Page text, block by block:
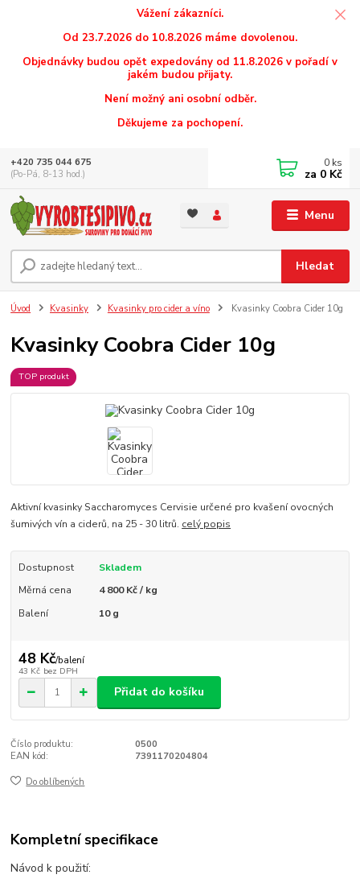
Vážení zákazníci.
Od 23.7.2026 do 10.8.2026 máme dovolenou.
Objednávky budou opět expedovány od 11.8.2026 v pořadí v
jakém budou přijaty.
Není možný ani osobní odběr.
Děkujeme za pochopení.
Menu
Hledat
+420 735 044 675
(Po-Pá, 8-13 hod.)
0 ks
za 0 Kč
Úvod Kvasinky Kvasinky pro cider a víno Kvasinky Coobra Cider 10g
Kvasinky Coobra Cider 10g
TOP produkt
Aktivní kvasinky Saccharomyces Cervisie určené pro kvašení ovocných
šumivých vín a ciderů, na 25 - 30 litrů. celý popis
Dostupnost
Skladem
Měrná cena
4 800 Kč / kg
Balení
10 g
48 Kč/balení
43 Kč bez DPH
Přidat do košíku
Číslo produktu:
0500
EAN kód:
7391170204804
Do oblíbených
Kompletní specifikace
Návod k použití: